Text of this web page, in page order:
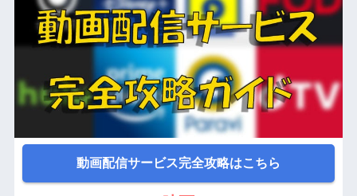
動画配信サービス完全攻略はこちら